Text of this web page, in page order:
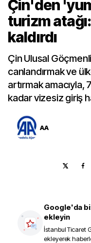
Çin'den
turizm
kaldırdı
Çin Ulusal
canlandırmak ve
artırmak
kadar vizesiz giriş
AA
Google'da
ekleyin
İstanbul Ticaret
ekleyerek